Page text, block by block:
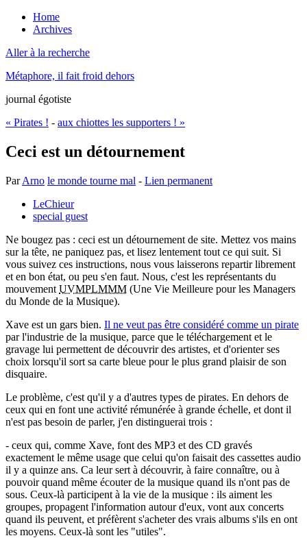
Home
Archives
Aller à la recherche
Métaphore, il fait froid dehors
journal égotiste
« Pirates ! - aux chiottes les supporters ! »
Ceci est un détournement
ParArno le monde tourne mal - Lien permanent
LeChieur
special guest
Ne bougez pas : ceci est un détournement de site. Mettez vos mains
sur la tête, ne paniquez pas, et lisez lentement tout ce qui suit. Si
vous suivez ces instructions, nous vous laisserons repartir librement
et en bon état, ou peu s'en faut. Nous, c'est les représentants du
mouvement UVMPLMMM (Une Vie Meilleure pour les Managers
du Monde de la Musique).
Xave est un gars bien. Il ne veut pas être considéré comme un pirate
par l'industrie de la musique, parce que le téléchargement et le
gravage lui permettent de découvrir des artistes, et d'orienter ses
choix lorsqu'il sort sa carte bleue pour le plus grand plaisir de son
disquaire.
Le problème, c'est qu'il y a d'autres types de pirates. En dehors de
ceux qui en font une activité rémunérée à grande échelle, et dont il
n'est pas besoin de parler, j'en distinguerai trois :
- ceux qui, comme Xave, font des MP3 et des CD gravés
exactement le même usage que celui qu'on faisait des cassettes audio
il y a quinze ans. Ca leur sert à découvrir, à faire connaître, ou à
pouvoir quand même écouter de la musique quand ils n'ont pas de
sous. Ceux-là participent à la vie de la musique : ils aiment les
groupes, propagent l'information autour d'eux, vont aux concerts
quand ils peuvent, et préfèrent s'acheter des vrais albums s'ils en ont
les moyens. Ceux-là sont les "utiles".